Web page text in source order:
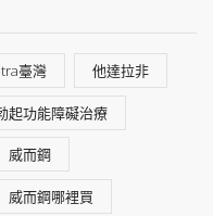
臺灣 他達拉非
起功能障礙治療
威而鋼
威而鋼哪裡買